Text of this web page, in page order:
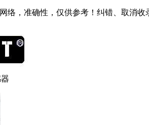
络，准确性，仅供参考！纠错、取消收